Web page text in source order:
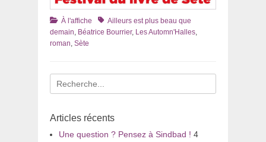
Catégories
À l'affiche TagsAilleurs est plus beau que
demain, Béatrice Bourrier, Les Automn'Halles,
roman, Sète
Recherche
pour
Articles récents
Une question ? Pensez à Sindbad ! 4